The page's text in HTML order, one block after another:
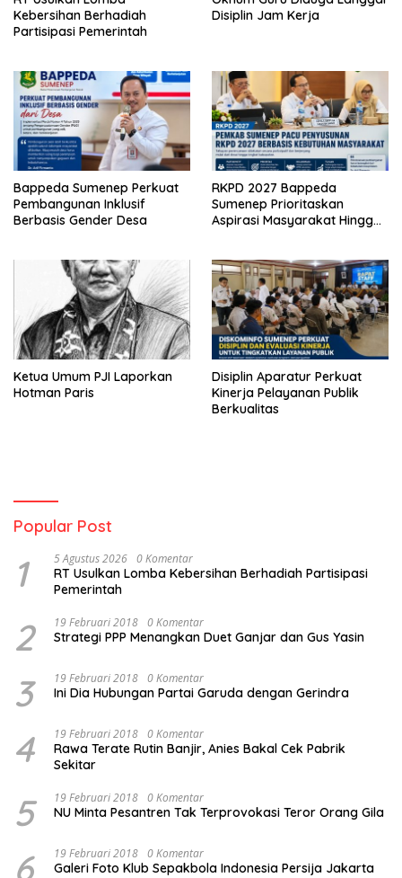
Kebersihan Berhadiah
Partisipasi Pemerintah
Disiplin Jam Kerja
Bappeda Sumenep Perkuat
Pembangunan Inklusif
Berbasis Gender Desa
RKPD 2027 Bappeda
Sumenep Prioritaskan
Aspirasi Masyarakat Hingga
Ketua Umum PJI Laporkan
Hotman Paris
Disiplin Aparatur Perkuat
Kinerja Pelayanan Publik
Berkualitas
Popular Post
1 5 Agustus 2026 0 Komentar
RT Usulkan Lomba Kebersihan Berhadiah Partisipasi
Pemerintah
2 19 Februari 2018 0 Komentar
Strategi PPP Menangkan Duet Ganjar dan Gus Yasin
3 19 Februari 2018 0 Komentar
Ini Dia Hubungan Partai Garuda dengan Gerindra
4 19 Februari 2018 0 Komentar
Rawa Terate Rutin Banjir, Anies Bakal Cek Pabrik
Sekitar
5 19 Februari 2018 0 Komentar
NU Minta Pesantren Tak Terprovokasi Teror Orang Gila
6 19 Februari 2018 0 Komentar
Galeri Foto Klub Sepakbola Indonesia Persija Jakarta